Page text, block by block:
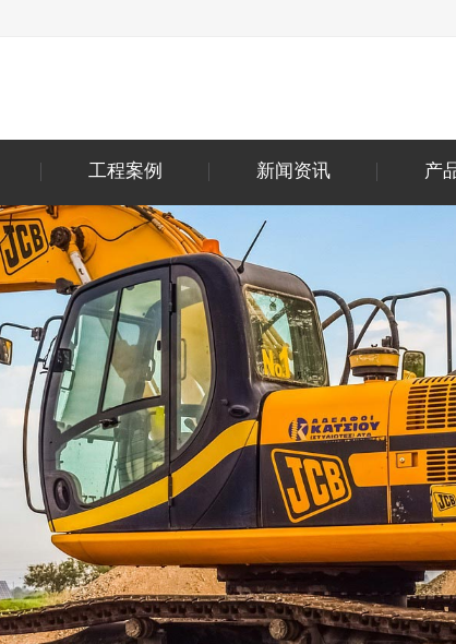
工程案例 新闻资讯 产